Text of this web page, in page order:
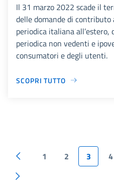
Il 31 marzo 2022 scade il
delle domande di contributo
periodica italiana all’estero,
periodica non vedenti e
consumatori e degli utenti.
SCOPRI TUTTO
1 2 3 4